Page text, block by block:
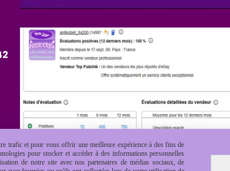
trafic et pour vous offrir une meilleure expérience à des fins de
pour stocker et accéder à des informations personnelles
de notre site avec nos partenaires de médias sociaux, de